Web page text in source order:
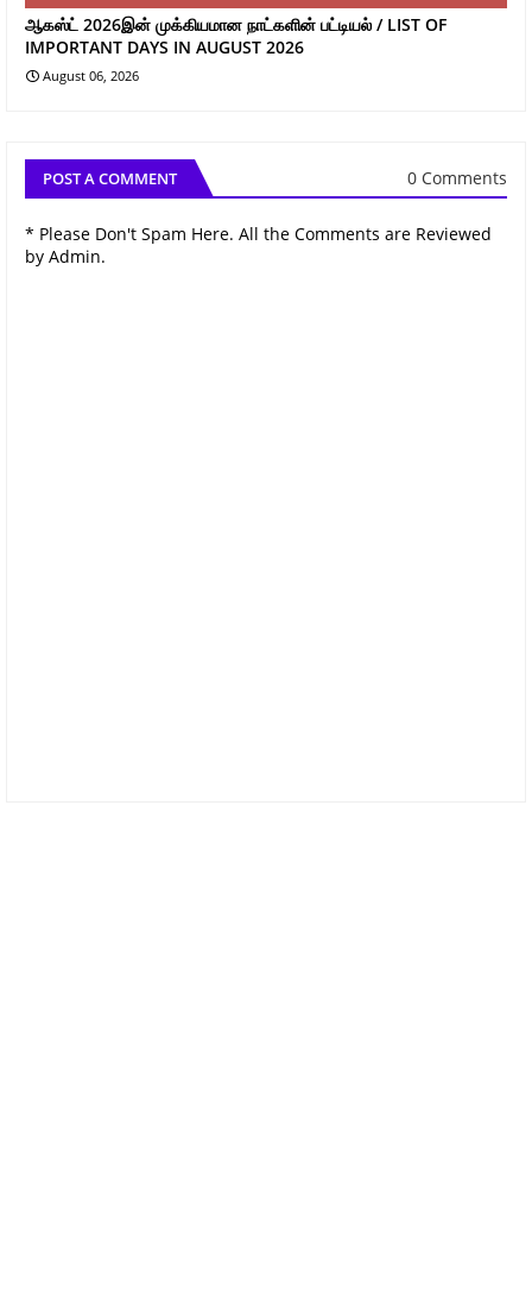
ஆகஸ்ட் 2026இன் முக்கியமான நாட்களின் பட்டியல் / LIST OF
IMPORTANT DAYS IN AUGUST 2026
August 06, 2026
POST A COMMENT 0 Comments
* Please Don't Spam Here. All the Comments are Reviewed
by Admin.